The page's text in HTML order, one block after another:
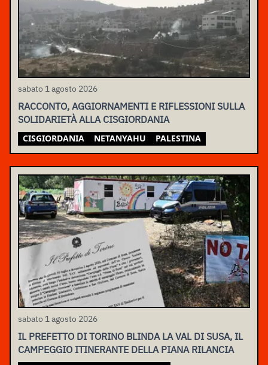
sabato 1 agosto 2026
RACCONTO, AGGIORNAMENTI E RIFLESSIONI SULLA
SOLIDARIETÀ ALLA CISGIORDANIA
CISGIORDANIA NETANYAHU PALESTINA
sabato 1 agosto 2026
IL PREFETTO DI TORINO BLINDA LA VAL DI SUSA, IL
CAMPEGGIO ITINERANTE DELLA PIANA RILANCIA